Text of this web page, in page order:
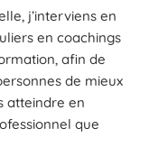
j’interviens en
en coachings
afin de
de mieux
atteindre en
que